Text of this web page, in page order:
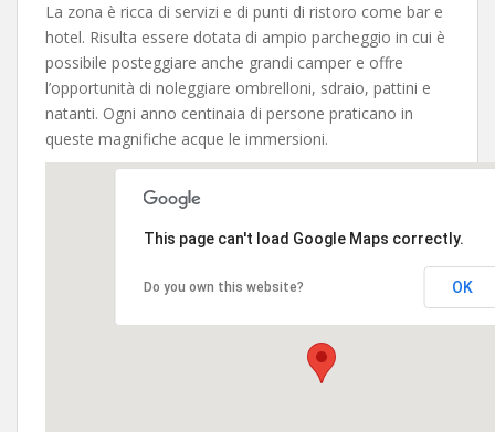
La zona è ricca di servizi e di punti di ristoro come bar e
hotel. Risulta essere dotata di ampio parcheggio in cui è
possibile posteggiare anche grandi camper e offre
l’opportunità di noleggiare ombrelloni, sdraio, pattini e
natanti. Ogni anno centinaia di persone praticano in
queste magnifiche acque le immersioni.
This page can't load Google Maps correctly.
Do you own this website? OK